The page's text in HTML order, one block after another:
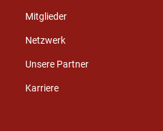
Mitglieder
Netzwerk
Unsere Partner
Karriere